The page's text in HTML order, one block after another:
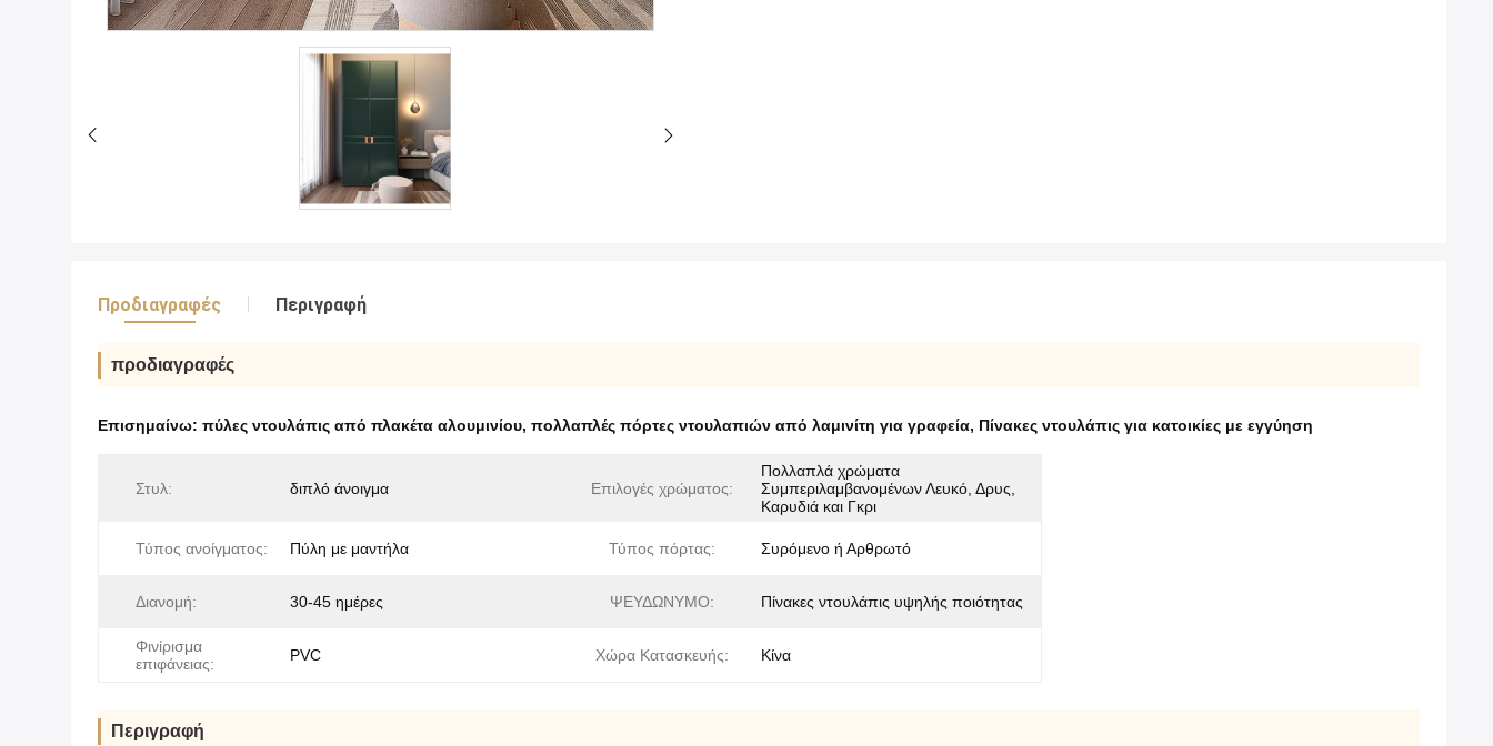
Προδιαγραφές Περιγραφή
προδιαγραφές
Επισημαίνω: πύλες ντουλάπις από πλακέτα αλουμινίου, πολλαπλές πόρτες ντουλαπιών από λαμινίτη για γραφεία, Πίνακες ντουλάπις για κατοικίες με εγγύηση
Στυλ: διπλό άνοιγμα Επιλογές χρώματος:
Πολλαπλά χρώματα
Συμπεριλαμβανομένων Λευκό, Δρυς,
Καρυδιά και Γκρι
Τύπος ανοίγματος: Πύλη με μαντήλα Τύπος πόρτας: Συρόμενο ή Αρθρωτό
Διανομή: 30-45 ημέρες ΨΕΥΔΩΝΥΜΟ: Πίνακες ντουλάπις υψηλής ποιότητας
Φινίρισμα
επιφάνειας:
PVC Χώρα Κατασκευής: Κίνα
Περιγραφή